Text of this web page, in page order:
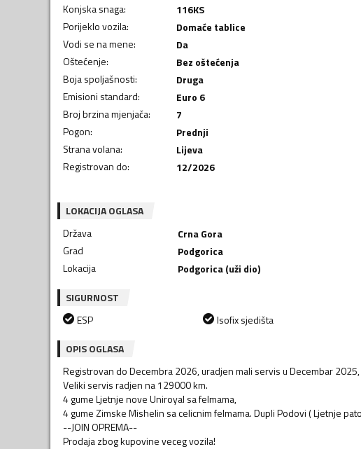
Konjska snaga: 116KS
Porijeklo vozila:
Domaće tablice
Vodi se na mene:
Da
Oštećenje:
Bez oštećenja
Boja spoljašnosti:
Druga
Emisioni standard:
Euro 6
Broj brzina mjenjača:
7
Pogon:
Prednji
Strana volana:
Lijeva
Registrovan do: 12/2026
LOKACIJA OGLASA
Država
Crna Gora
Grad
Podgorica
Lokacija
Podgorica (uži dio)
SIGURNOST
ESP
Isofix sjedišta
OPIS OGLASA
Registrovan do Decembra 2026, uradjen mali servis u Decembar 2025,
Veliki servis radjen na 129000 km.
4 gume Ljetnje nove Uniroyal sa felmama,
4 gume Zimske Mishelin sa celicnim felmama. Dupli Podovi ( Ljetnje
--JOIN OPREMA--
Prodaja zbog kupovine veceg vozila!